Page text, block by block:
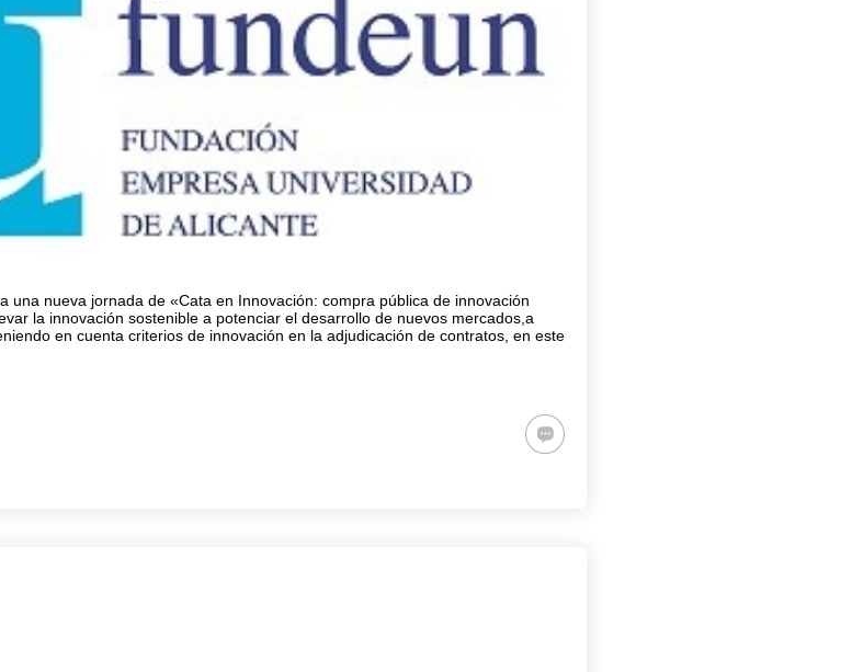
una nueva jornada de «Cata en Innovación: compra pública de innovación
la innovación sostenible a potenciar el desarrollo de nuevos mercados,a
en cuenta criterios de innovación en la adjudicación de contratos, en este